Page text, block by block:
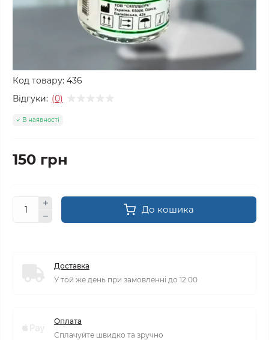
Код товару: 436
Відгуки: (0)
В наявності
150 грн
До кошика
Доставка
У той же день при замовленні до 12:00
Оплата
Сплачуйте швидко та зручно